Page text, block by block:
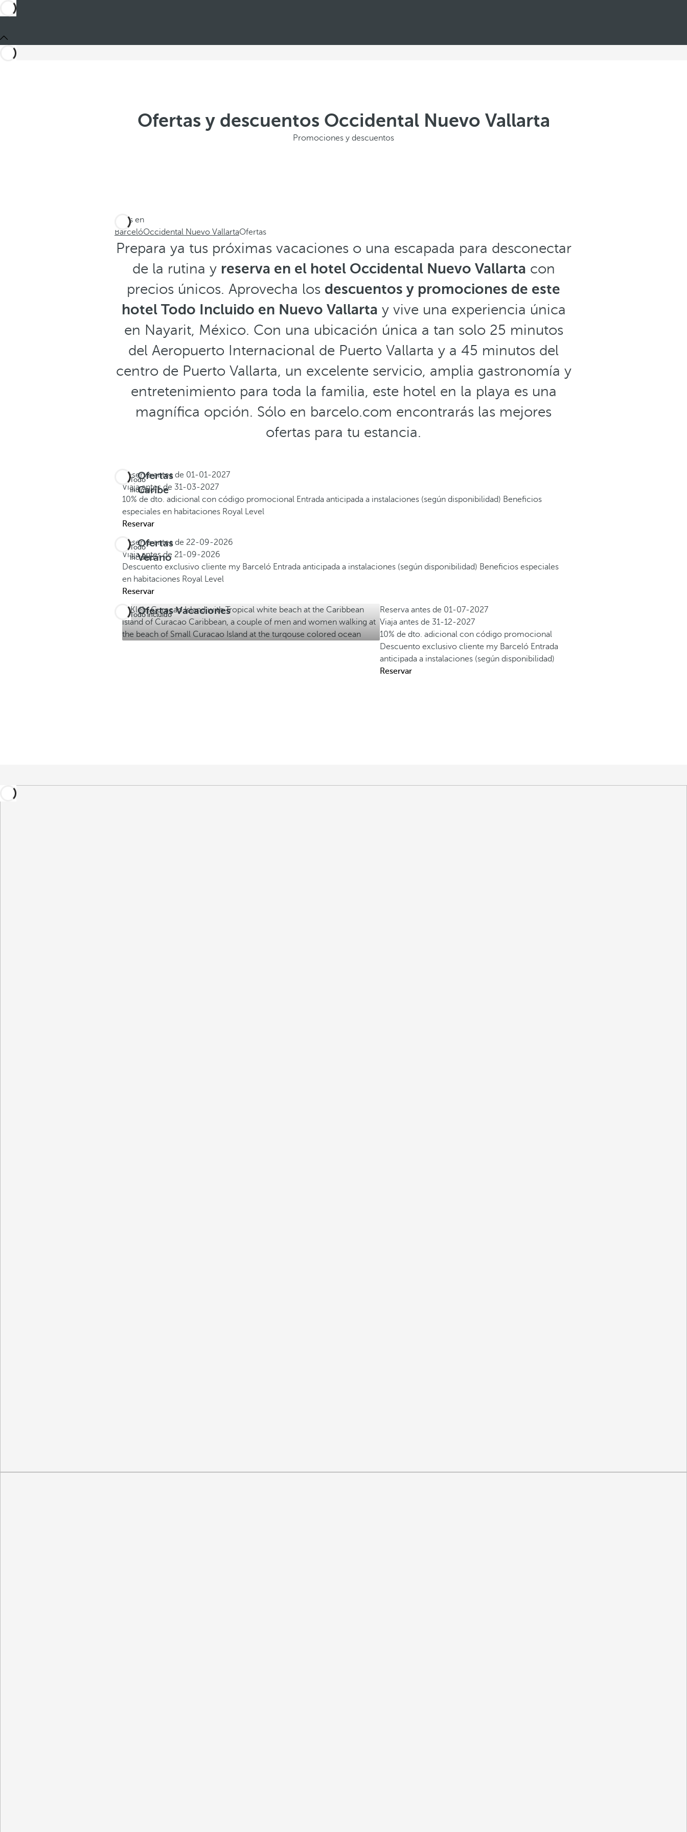
Ofertas y descuentos Occidental Nuevo Vallarta
Promociones y descuentos
Estás en
BarcelóOccidental Nuevo VallartaOfertas
Prepara ya tus próximas vacaciones o una escapada para desconectar
de la rutina y reserva en el hotel Occidental Nuevo Vallarta con
precios únicos. Aprovecha los descuentos y promociones de este
hotel Todo Incluido en Nuevo Vallarta y vive una experiencia única
en Nayarit, México. Con una ubicación única a tan solo 25 minutos
del Aeropuerto Internacional de Puerto Vallarta y a 45 minutos del
centro de Puerto Vallarta, un excelente servicio, amplia gastronomía y
entretenimiento para toda la familia, este hotel en la playa es una
magnífica opción. Sólo en barcelo.com encontrarás las mejores
ofertas para tu estancia.
Ofertas
Caribe
Todo
incluido
Reserva antes de 01-01-2027
Viaja antes de 31-03-2027
10% de dto. adicional con código promocional Entrada anticipada a instalaciones (según disponibilidad) Beneficios
especiales en habitaciones Royal Level
Reservar
Ofertas
Verano
Todo
incluido
Reserva antes de 22-09-2026
Viaja antes de 21-09-2026
Descuento exclusivo cliente my Barceló Entrada anticipada a instalaciones (según disponibilidad) Beneficios especiales
en habitaciones Royal Level
Reservar
Ofertas Vacaciones
Todo incluido
Reserva antes de 01-07-2027
Viaja antes de 31-12-2027
10% de dto. adicional con código promocional
Descuento exclusivo cliente my Barceló Entrada
anticipada a instalaciones (según disponibilidad)
Reservar